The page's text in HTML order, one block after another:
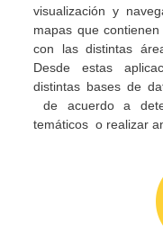
visualización y
mapas que
con las distintas
Desde estas
distintas bases de
de acuerdo a
temáticos o realizar